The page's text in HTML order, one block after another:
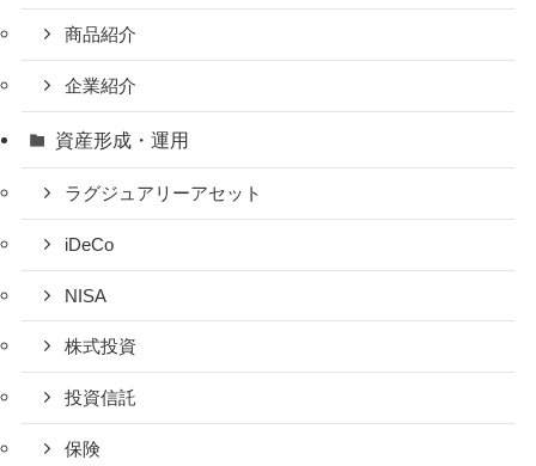
商品紹介
企業紹介
資産形成・運用
ラグジュアリーアセット
iDeCo
NISA
株式投資
投資信託
保険